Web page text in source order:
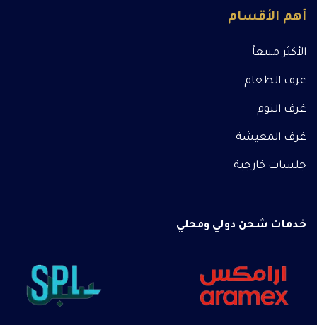
أهم الأقسام
الأكثر مبيعاً
غرف الطعام
غرف النوم
غرف المعيشة
جلسات خارجية
خدمات شحن دولي ومحلي